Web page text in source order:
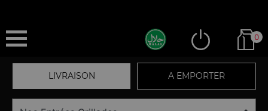
0
LIVRAISON A EMPORTER